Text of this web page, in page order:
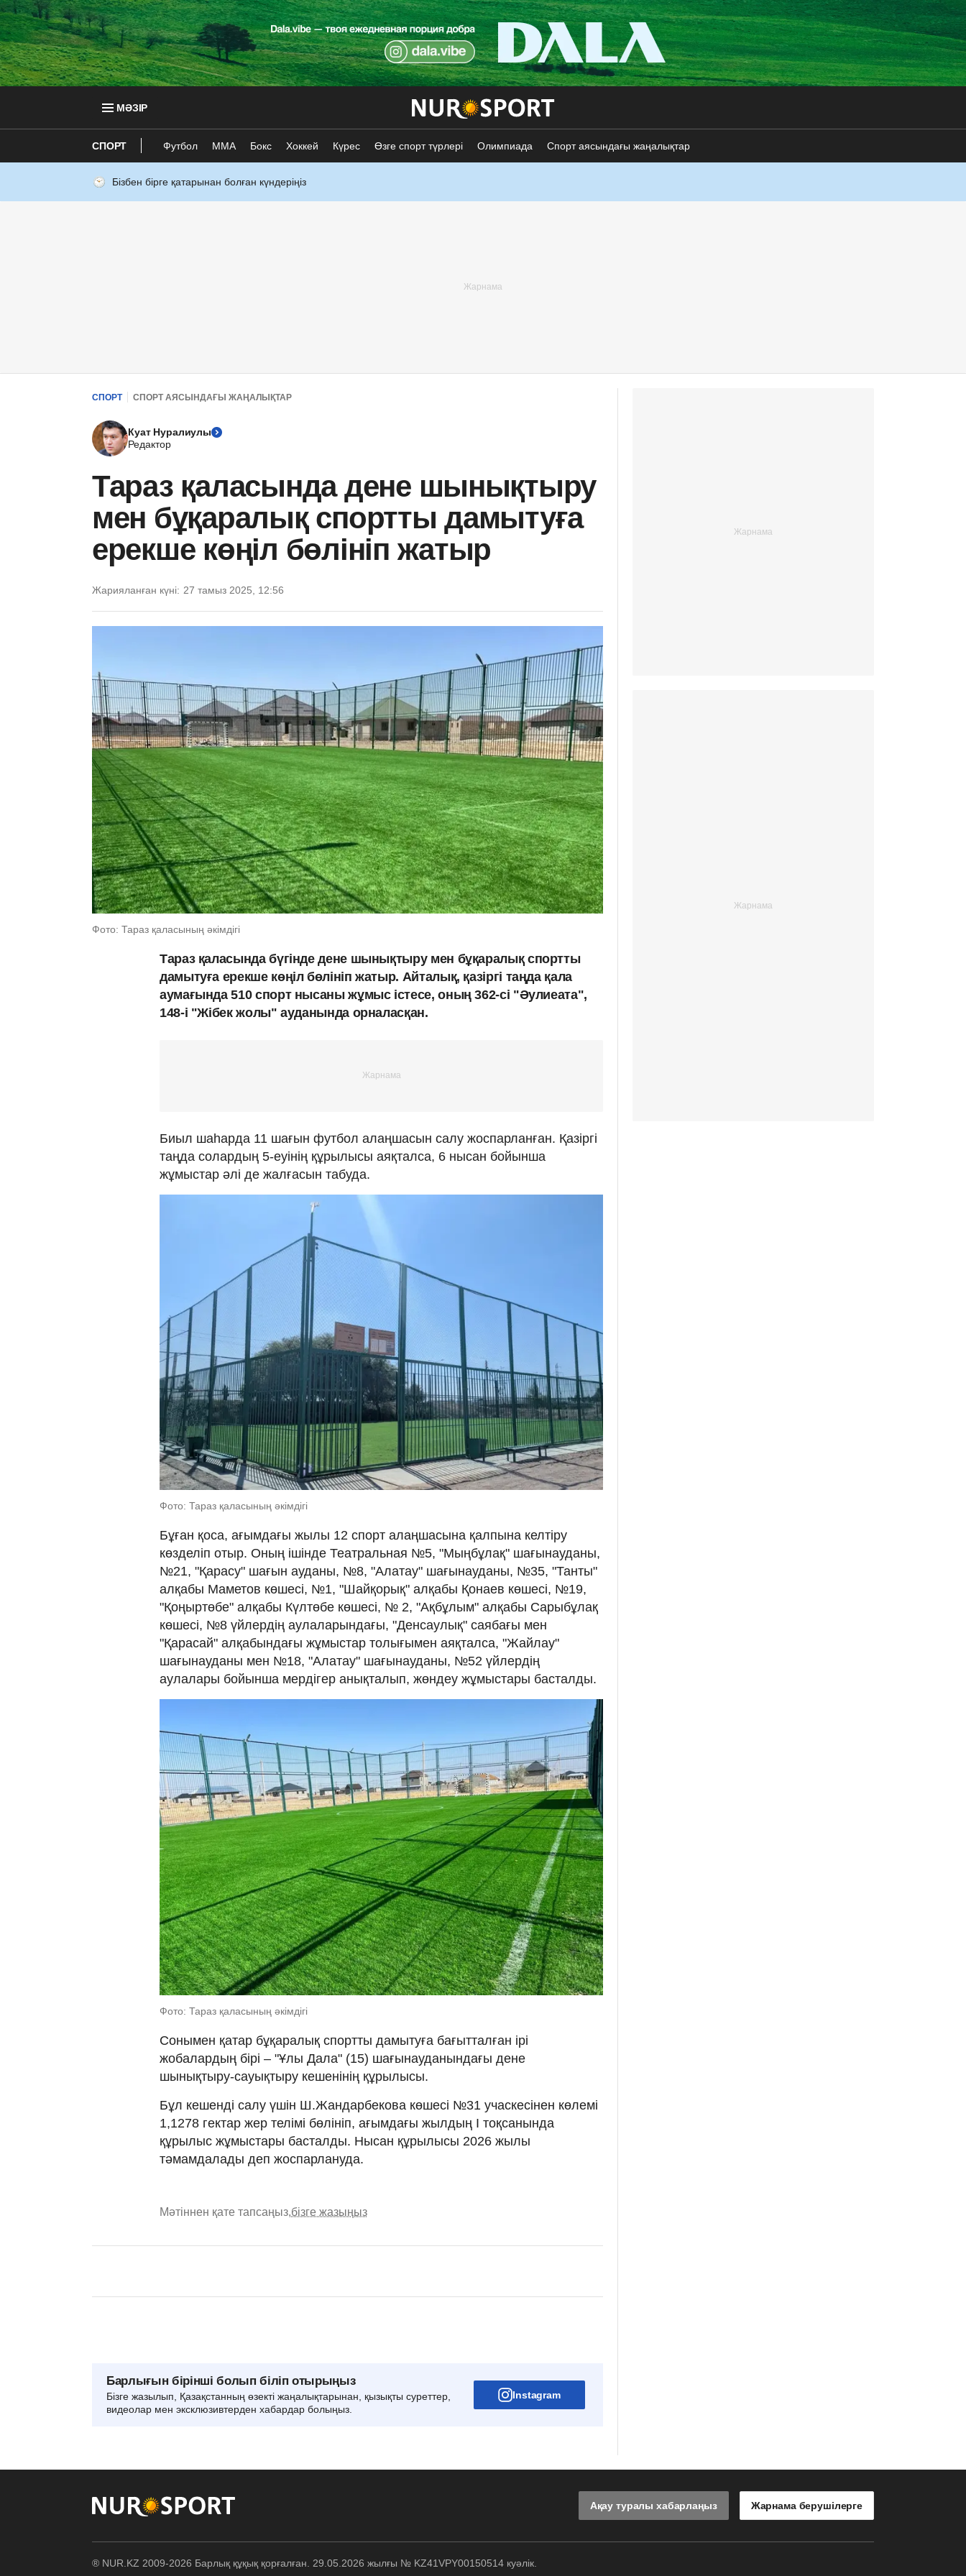
МӘЗІР
СПОРТ Футбол ММА Бокс Хоккей Күрес Өзге спорт түрлері Олимпиада Спорт аясындағы жаңалықтар
Бізбен бірге қатарынан болған күндеріңіз
СПОРТ СПОРТ АЯСЫНДАҒЫ ЖАҢАЛЫҚТАР
Куат Нуралиулы
Редактор
Тараз қаласында дене шынықтыру
мен бұқаралық спортты дамытуға
ерекше көңіл бөлініп жатыр
Жарияланған күні: 27 тамыз 2025, 12:56
Фото: Тараз қаласының әкімдігі
Тараз қаласында бүгінде дене шынықтыру мен бұқаралық спортты
дамытуға ерекше көңіл бөлініп жатыр. Айталық, қазіргі таңда қала
аумағында 510 спорт нысаны жұмыс істесе, оның 362-сі "Әулиеата",
148-і "Жібек жолы" ауданында орналасқан.
Биыл шаһарда 11 шағын футбол алаңшасын салу жоспарланған. Қазіргі
таңда солардың 5-еуінің құрылысы аяқталса, 6 нысан бойынша
жұмыстар әлі де жалғасын табуда.
Фото: Тараз қаласының әкімдігі
Бұған қоса, ағымдағы жылы 12 спорт алаңшасына қалпына келтіру
көзделіп отыр. Оның ішінде Театральная №5, "Мыңбұлақ" шағынауданы,
№21, "Қарасу" шағын ауданы, №8, "Алатау" шағынауданы, №35, "Танты"
алқабы Маметов көшесі, №1, "Шайқорық" алқабы Қонаев көшесі, №19,
"Қоңыртөбе" алқабы Күлтөбе көшесі, № 2, "Ақбұлым" алқабы Сарыбұлақ
көшесі, №8 үйлердің аулаларындағы, "Денсаулық" саябағы мен
"Қарасай" алқабындағы жұмыстар толығымен аяқталса, "Жайлау"
шағынауданы мен №18, "Алатау" шағынауданы, №52 үйлердің
аулалары бойынша мердігер анықталып, жөндеу жұмыстары басталды.
Фото: Тараз қаласының әкімдігі
Сонымен қатар бұқаралық спортты дамытуға бағытталған ірі
жобалардың бірі – "Ұлы Дала" (15) шағынауданындағы дене
шынықтыру-сауықтыру кешенінің құрылысы.
Бұл кешенді салу үшін Ш.Жандарбекова көшесі №31 учаскесінен көлемі
1,1278 гектар жер телімі бөлініп, ағымдағы жылдың І тоқсанында
құрылыс жұмыстары басталды. Нысан құрылысы 2026 жылы
тәмамдалады деп жоспарлануда.
Мәтіннен қате тапсаңыз,бізге жазыңыз
Барлығын бірінші болып біліп отырыңыз
Бізге жазылып, Қазақстанның өзекті жаңалықтарынан, қызықты суреттер,
видеолар мен эксклюзивтерден хабардар болыңыз.
Instagram
Ақау туралы хабарлаңыз Жарнама берушілерге
® NUR.KZ 2009-2026 Барлық құқық қорғалған. 29.05.2026 жылғы № KZ41VPY00150514 куәлік.